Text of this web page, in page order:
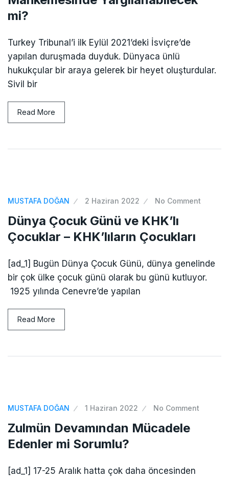
mi?
Turkey Tribunal’i ilk Eylül 2021’deki İsviçre’de
yapılan duruşmada duyduk. Dünyaca ünlü
hukukçular bir araya gelerek bir heyet oluşturdular.
Sivil bir
Read More
MUSTAFA DOĞAN 2 Haziran 2022 No Comment
Dünya Çocuk Günü ve KHK’lı
Çocuklar – KHK’lıların Çocukları
[ad_1] Bugün Dünya Çocuk Günü, dünya genelinde
bir çok ülke çocuk günü olarak bu günü kutluyor.
1925 yılında Cenevre’de yapılan
Read More
MUSTAFA DOĞAN 1 Haziran 2022 No Comment
Zulmün Devamından Mücadele
Edenler mi Sorumlu?
[ad_1] 17-25 Aralık hatta çok daha öncesinden